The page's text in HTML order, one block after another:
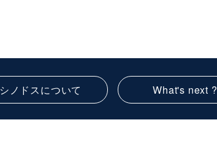
シノドスについて What's next ?